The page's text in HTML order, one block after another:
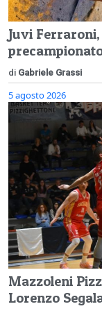
Juvi
di Gabriele Grassi
5 agosto 2026
Mazzoleni
Lorenzo